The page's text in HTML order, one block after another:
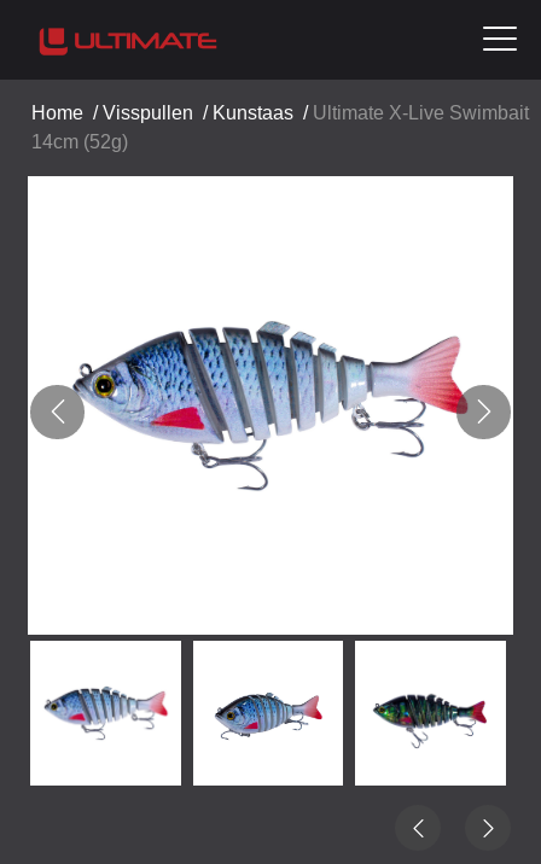
Home /Visspullen / Kunstaas / Ultimate X-Live Swimbait
14cm (52g)